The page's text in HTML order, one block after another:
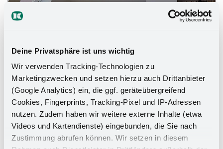
Deine Privatsphäre ist uns wichtig
Wir verwenden Tracking-Technologien zu
Marketingzwecken und setzen hierzu auch Drittanbieter
(Google Analytics) ein, die ggf. geräteübergreifend
Cookies, Fingerprints, Tracking-Pixel und IP-Adressen
nutzen. Zudem haben wir weitere externe Inhalte (etwa
Videos und Kartendienste) eingebunden, die Sie nach
Zustimmung abrufen können. Wir setzen in diesem